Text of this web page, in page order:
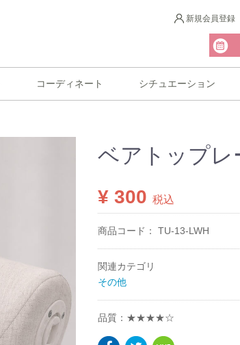
新規会員登録
コーディネート シチュエーション
ベアトップレ
¥ 300 税込
商品コード： TU-13-LWH
関連カテゴリ
その他
品質：★★★★☆